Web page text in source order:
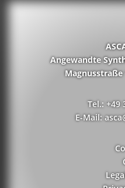
Angewandte
Magnusstraße
Tel.: +49
E-Mail: